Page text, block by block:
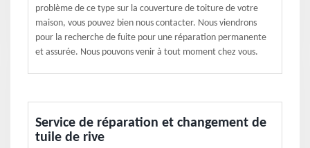
problème de ce type sur la couverture de toiture de votre
maison, vous pouvez bien nous contacter. Nous viendrons
pour la recherche de fuite pour une réparation permanente
et assurée. Nous pouvons venir à tout moment chez vous.
Service de réparation et changement de
tuile de rive